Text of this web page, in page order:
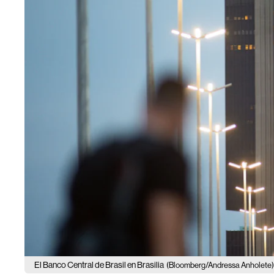
El Banco Central de Brasil en Brasilia (Bloomberg/Andressa Anholete)